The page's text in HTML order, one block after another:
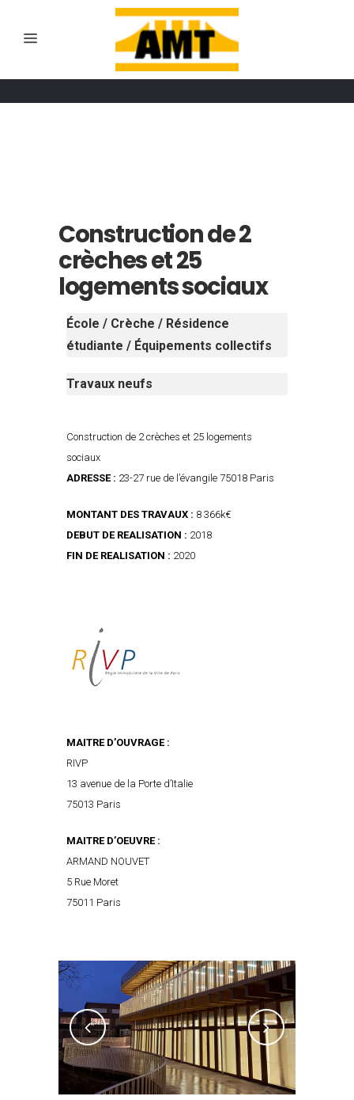
Construction de 2
crèches et 25
logements sociaux
École / Crèche / Résidence
étudiante / Équipements collectifs
Travaux neufs
Construction de 2 crèches et 25 logements
sociaux
ADRESSE : 23-27 rue de l’évangile 75018 Paris
MONTANT DES TRAVAUX : 8 366k€
DEBUT DE REALISATION : 2018
FIN DE REALISATION : 2020
MAITRE D’OUVRAGE :
RIVP
13 avenue de la Porte d’Italie
75013 Paris
MAITRE D’OEUVRE :
ARMAND NOUVET
5 Rue Moret
75011 Paris